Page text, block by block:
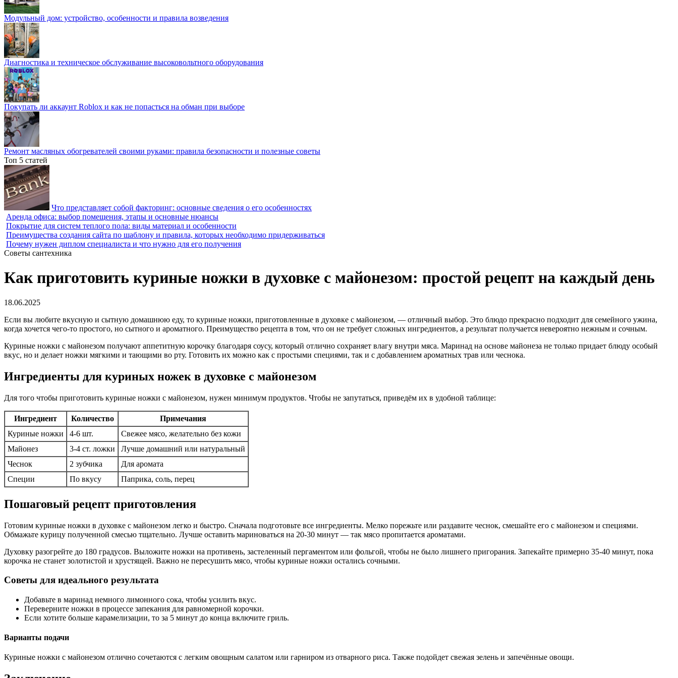
Модульный дом: устройство, особенности и правила возведения
Диагностика и техническое обслуживание высоковольтного оборудования
Покупать ли аккаунт Roblox и как не попасться на обман при выборе
Ремонт масляных обогревателей своими руками: правила безопасности и полезные советы
Топ 5 статей
Что представляет собой факторинг: основные сведения о его особенностях
Аренда офиса: выбор помещения, этапы и основные нюансы
Покрытие для систем теплого пола: виды материал и особенности
Преимущества создания сайта по шаблону и правила, которых необходимо придерживаться
Почему нужен диплом специалиста и что нужно для его получения
Советы сантехника
Как приготовить куриные ножки в духовке с майонезом: простой рецепт на каждый день
18.06.2025
Если вы любите вкусную и сытную домашнюю еду, то куриные ножки, приготовленные в духовке с майонезом, — отличный выбор. Это блюдо прекрасно подходит для семейного ужина,
когда хочется чего-то простого, но сытного и ароматного. Преимущество рецепта в том, что он не требует сложных ингредиентов, а результат получается невероятно нежным и сочным.
Куриные ножки с майонезом получают аппетитную корочку благодаря соусу, который отлично сохраняет влагу внутри мяса. Маринад на основе майонеза не только придает блюду особый
вкус, но и делает ножки мягкими и тающими во рту. Готовить их можно как с простыми специями, так и с добавлением ароматных трав или чеснока.
Ингредиенты для куриных ножек в духовке с майонезом
Для того чтобы приготовить куриные ножки с майонезом, нужен минимум продуктов. Чтобы не запутаться, приведём их в удобной таблице:
Ингредиент Количество
Примечания
Куриные ножки
4-6 шт.
Свежее мясо, желательно без кожи
Майонез
3-4 ст. ложки
Лучше домашний или натуральный
Чеснок
2 зубчика
Для аромата
Специи
По вкусу Паприка, соль, перец
Пошаговый рецепт приготовления
Готовим куриные ножки в духовке с майонезом легко и быстро. Сначала подготовьте все ингредиенты. Мелко порежьте или раздавите чеснок, смешайте его с майонезом и специями.
Обмажьте курицу полученной смесью тщательно. Лучше оставить мариноваться на 20-30 минут — так мясо пропитается ароматами.
Духовку разогрейте до 180 градусов. Выложите ножки на противень, застеленный пергаментом или фольгой, чтобы не было лишнего пригорания. Запекайте примерно 35-40 минут, пока
корочка не станет золотистой и хрустящей. Важно не пересушить мясо, чтобы куриные ножки остались сочными.
Советы для идеального результата
Добавьте в маринад немного лимонного сока, чтобы усилить вкус.
Переверните ножки в процессе запекания для равномерной корочки.
Если хотите больше карамелизации, то за 5 минут до конца включите гриль.
Варианты подачи
Куриные ножки с майонезом отлично сочетаются с легким овощным салатом или гарниром из отварного риса. Также подойдет свежая зелень и запечённые овощи.